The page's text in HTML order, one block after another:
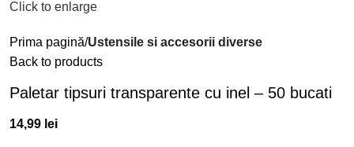
Click to enlarge
Prima pagină Ustensile si accesorii diverse
Back to products
Paletar tipsuri transparente cu inel – 50 bucati
14,99 lei